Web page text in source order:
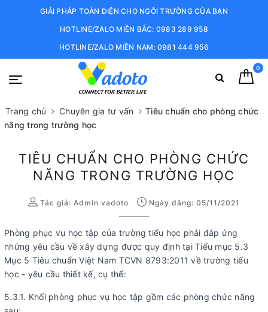
GIẢI PHÁP TOÀN DIỆN CHO NGÔI TRƯỜNG CỦA BẠN
HOTLINE/ZALO MIỀN BẮC: 0983 289 958
HOTLINE/ZALO MIỀN NAM: 0981 444 956
0
Trang chủ Chuyên gia tư vấn
Tiêu chuẩn cho phòng chức
năng trong trường học
TIÊU CHUẨN CHO PHÒNG CHỨC
NĂNG TRONG TRƯỜNG HỌC
Tác giả: Admin vadoto Ngày đăng: 05/11/2021
Phòng phục vụ học tập của trường tiểu học phải đáp ứng
những yêu cầu về xây dựng được quy định tại Tiểu mục 5.3
Mục 5 Tiêu chuẩn Việt Nam TCVN 8793:2011 về trường tiểu
học - yêu cầu thiết kế, cụ thể:
5.3.1. Khối phòng phục vụ học tập gồm các phòng chức năng